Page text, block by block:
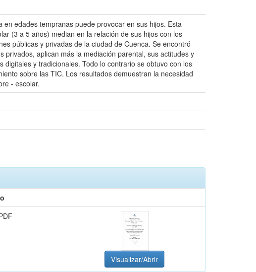
edades tempranas puede provocar en sus hijos. Esta
(3 a 5 años) median en la relación de sus hijos con los
públicas y privadas de la ciudad de Cuenca. Se encontró
aplican más la mediación parental, sus actitudes y
y tradicionales. Todo lo contrario se obtuvo con los
sobre las TIC. Los resultados demuestran la necesidad
- escolar.
Visualizar/Abrir